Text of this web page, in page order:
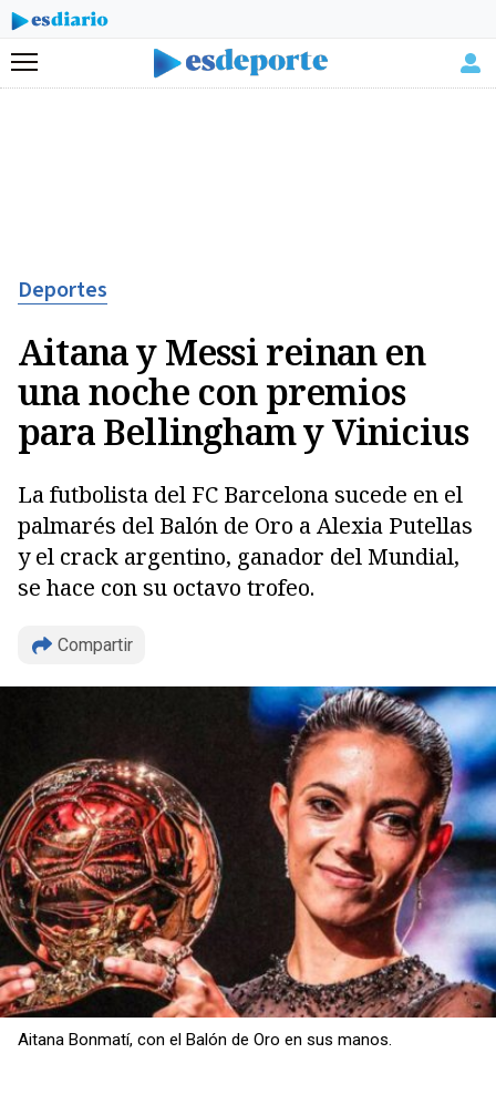
Menú
Deportes
Aitana y Messi reinan en
una noche con premios
para Bellingham y Vinicius
La futbolista del FC Barcelona sucede en el
palmarés del Balón de Oro a Alexia Putellas
y el crack argentino, ganador del Mundial,
se hace con su octavo trofeo.
Compartir
Copiar
Aitana Bonmatí, con el Balón de Oro en sus manos.